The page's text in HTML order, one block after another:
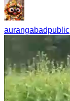
aurangabadpublic